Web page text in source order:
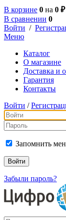
В корзине 0 на 0 ₽
В сравнении 0
Войти /
Меню
Каталог
О магазине
Доставка и
Гарантия
Контакты
Войти /
Запомнить
Забыли пароль?